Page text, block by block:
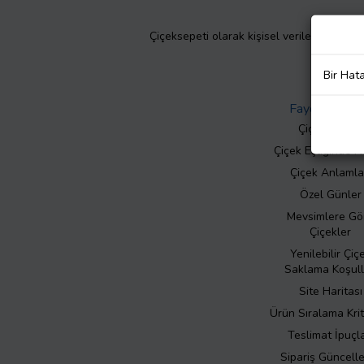
Çiçeksepeti olarak kişisel verilerinizin
Faydalı Bilgiler
Çiçek Bakımı
Çiçek Eşliğinde
Çiçek
Özel Günler
Mevsimlere
Çiçekler
Yenilebilir
Saklama
Site Haritası
Ürün Sıralama
Teslimat
Sipariş
Bir